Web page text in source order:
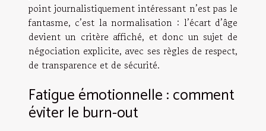
point journalistiquement intéressant n’est pas le
fantasme, c’est la normalisation : l’écart d’âge
devient un critère affiché, et donc un sujet de
négociation explicite, avec ses règles de respect,
de transparence et de sécurité.
Fatigue émotionnelle : comment
éviter le burn-out